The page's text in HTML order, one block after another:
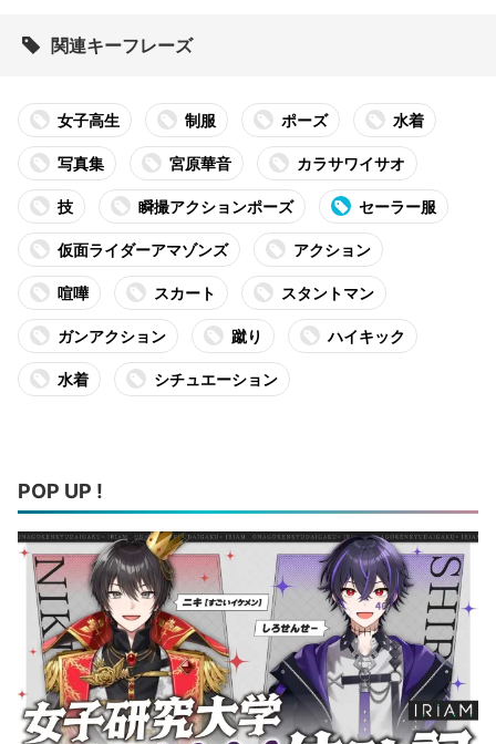
関連キーフレーズ
女子高生 制服 ポーズ 水着
写真集 宮原華音 カラサワイサオ
技 瞬撮アクションポーズ セーラー服
仮面ライダーアマゾンズ アクション
喧嘩 スカート スタントマン
ガンアクション 蹴り ハイキック
水着 シチュエーション
POP UP !